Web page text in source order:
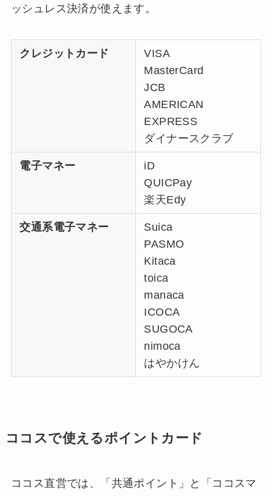
ッシュレス決済が使えます。
クレジットカード
VISA
MasterCard
JCB
AMERICAN
EXPRESS
ダイナースクラブ
電子マネー
iD
QUICPay
楽天Edy
交通系電子マネー
Suica
PASMO
Kitaca
toica
manaca
ICOCA
SUGOCA
nimoca
はやかけん
ココスで使えるポイントカード
ココス直営では、「共通ポイント」と「ココスマ